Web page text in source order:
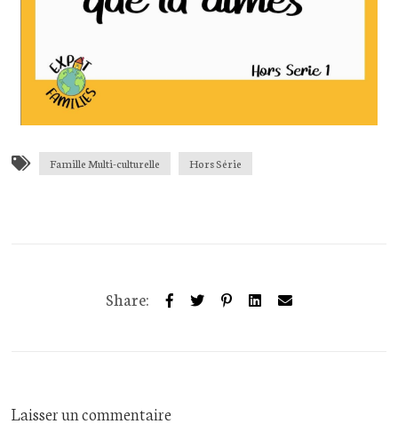
Famille Multi-culturelle Hors Série
Share:
Laisser un commentaire